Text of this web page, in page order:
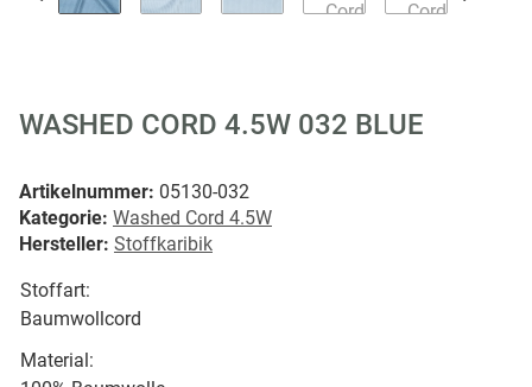
WASHED CORD 4.5W 032 BLUE
Artikelnummer: 05130-032
Kategorie: Washed Cord 4.5W
Hersteller: Stoffkaribik
Stoffart:
Baumwollcord
Material: